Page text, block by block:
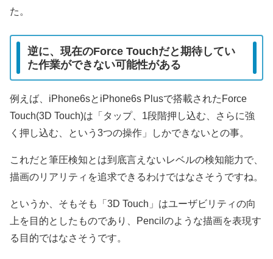
た。
逆に、現在のForce Touchだと期待してい
た作業ができない可能性がある
例えば、iPhone6sとiPhone6s Plusで搭載されたForce
Touch(3D Touch)は「タップ、1段階押し込む、さらに強
く押し込む、という3つの操作」しかできないとの事。
これだと筆圧検知とは到底言えないレベルの検知能力で、
描画のリアリティを追求できるわけではなさそうですね。
というか、そもそも「3D Touch」はユーザビリティの向
上を目的としたものであり、Pencilのような描画を表現す
る目的ではなさそうです。